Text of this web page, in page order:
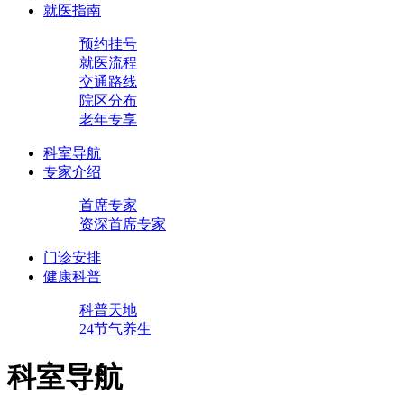
就医指南
预约挂号
就医流程
交通路线
院区分布
老年专享
科室导航
专家介绍
首席专家
资深首席专家
门诊安排
健康科普
科普天地
24节气养生
科室导航